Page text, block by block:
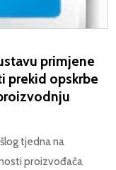
primjene
prekid opskrbe
tjedna na
proizvođača